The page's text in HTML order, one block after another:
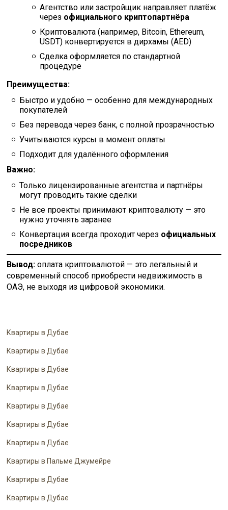
Агентство или застройщик направляет платёж
через официального криптопартнёра
Криптовалюта (например, Bitcoin, Ethereum,
USDT) конвертируется в дирхамы (AED)
Сделка оформляется по стандартной
процедуре
Преимущества:
Быстро и удобно — особенно для международных
покупателей
Без перевода через банк, с полной прозрачностью
Учитываются курсы в момент оплаты
Подходит для удалённого оформления
Важно:
Только лицензированные агентства и партнёры
могут проводить такие сделки
Не все проекты принимают криптовалюту — это
нужно уточнять заранее
Конвертация всегда проходит через официальных
посредников
Вывод: оплата криптовалютой — это легальный и
современный способ приобрести недвижимость в
ОАЭ, не выходя из цифровой экономики.
Квартиры в Дубае
Квартиры в Дубае
Квартиры в Дубае
Квартиры в Дубае
Квартиры в Дубае
Квартиры в Дубае
Квартиры в Дубае
Квартиры в Пальме Джумейре
Квартиры в Дубае
Квартиры в Дубае